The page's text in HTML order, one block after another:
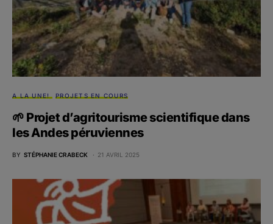
A LA UNE! PROJETS EN COURS
🌱 Projet d’agritourisme scientifique dans
les Andes péruviennes
BY STÉPHANIE CRABECK 21 AVRIL 2025